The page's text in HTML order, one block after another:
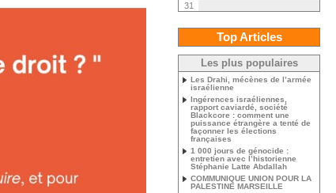
31
Top Articles
Les plus populaires
Les Drahi, mécènes de l’armée
israélienne
Ingérences israéliennes,
rapport caviardé, société
Blackcore : comment une
puissance étrangère a tenté de
façonner les élections
françaises
1 000 jours de génocide :
entretien avec l’historienne
Stéphanie Latte Abdallah
COMMUNIQUE UNION POUR LA
PALESTINE MARSEILLE